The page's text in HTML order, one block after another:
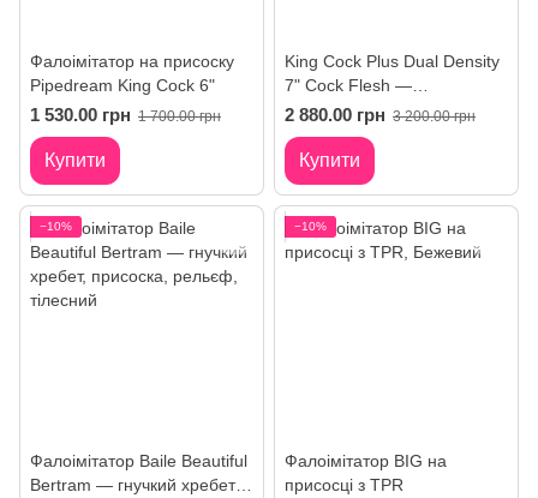
Фалоімітатор на присоску
Pipedream King Cock 6"
1 530.00 грн 1 700.00 грн
Купити
King Cock Plus Dual Density
7" Cock Flesh —
реалістичний фалоімітатор
2 880.00 грн 3 200.00 грн
Купити
−10%
Фалоімітатор Baile Beautiful
Bertram — гнучкий хребет,
−10%
Фалоімітатор BIG на
присосці з TPR